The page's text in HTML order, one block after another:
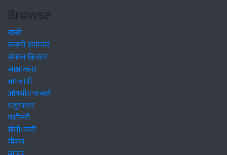
Browse
खबरें
कंपनी समाचार
सफल किसान
साक्षात्कार
बागवानी
औषधीय फसलें
पशुपालन
मशीनरी
खेती-बाड़ी
मौसम